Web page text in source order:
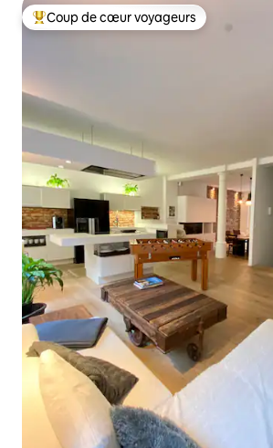
Coup de cœur voyageurs parmi les plus
Coup de cœur voyageurs